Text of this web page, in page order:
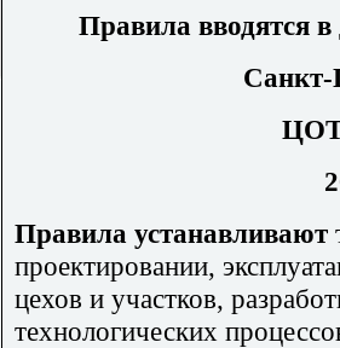
Правила вводятся в
Санкт-
Правила устанавливают
проектировании,
цехов и участков,
технологических